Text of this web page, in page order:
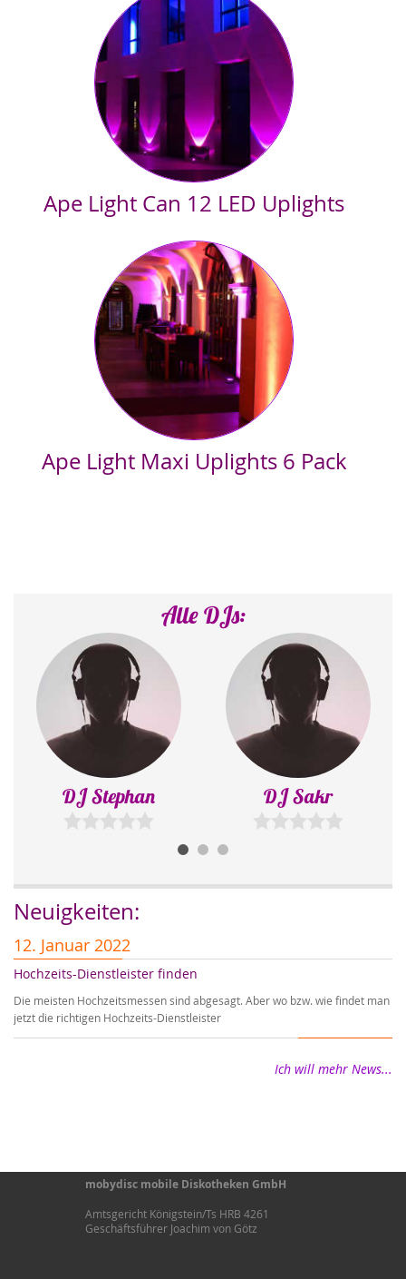
• Nebelmaschine
Lichtpaket 2
• 2 LED Scheinwerfertraversen
• Spiegelkugel mit Spot
• Nebelmaschine
• 5 Meter Alutraverse
Ape Light Can 12 LED Uplights
Saal oder draußen flexibel aufgestellt werden. Die
Stromversorung erfolgt über Akkus. Die Farben können über eine
Fernsteuerung eingestellt werden und sogar zur Musik getaktet
ändern.
Ape Light Maxi Uplights 6 Pack
Alle DJs:
DJ Stephan DJ Sakr
Neuigkeiten:
12. Januar 2022
Hochzeits-Dienstleister finden
Die meisten Hochzeitsmessen sind abgesagt. Aber wo bzw. wie findet man
jetzt die richtigen Hochzeits-Dienstleister
Ich will mehr News...
mobydisc mobile Diskotheken GmbH
Amtsgericht Königstein/Ts HRB 4261
Geschäftsführer Joachim von Götz